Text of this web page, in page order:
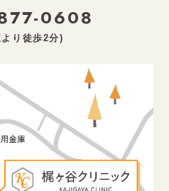
0608
り徒歩2分)